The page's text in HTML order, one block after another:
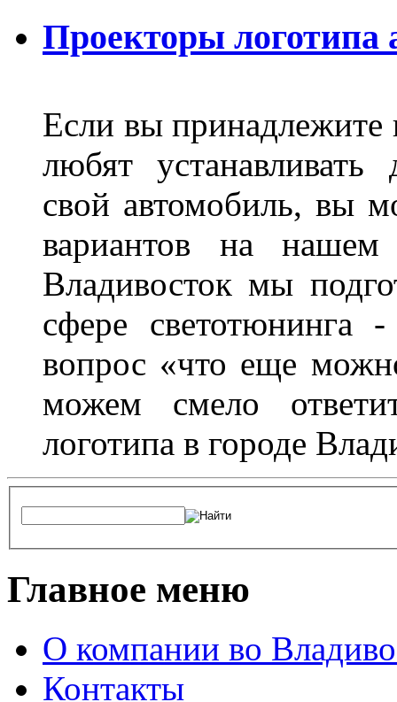
Проекторы логотипа
Если вы принадлежите
любят устанавливать
свой автомобиль, вы
вариантов на
Владивосток мы
сфере светотюнинга
вопрос «что еще
можем смело
логотипа в городе
Главное меню
О компании во
Контакты